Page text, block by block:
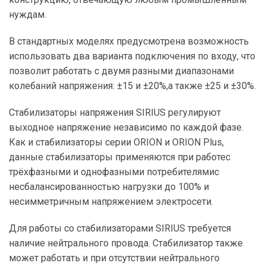
Электромеханический
ТИП УСТАНОВКИ
Напольный
ТИП СТАБИЛИЗАТОРА
Электромеханический
Напольный
МАКСИМАЛЬНАЯ МОЩНОСТЬ, КВА
МОЩНОСТЬ, КВА
Для производства
РАБОЧИЙ ДИАПАЗОН, В
97 — 278
Электромеханический
МОЩНОСТЬ, КВА 125
НАЗНАЧЕНИЕ
Для производства
РАБОЧИЙ ДИАПАЗОН, В
141 — 290
ТИП СТАБИЛИЗАТОРА
Электромеханический
нуждам.
В стандартных моделях предусмотрена возможность
использовать два варианта подключения по входу, что
позволит работать с двумя разными диапазонами
колебаний напряжения: ±15 и ±20%,а также ±25 и ±30%.
Стабилизаторы напряжения SIRIUS регулируют
выходное напряжение независимо по каждой фазе.
Как и стабилизаторы серии ORION и ORION Plus,
данные стабилизаторы применяются при работес
трёхфазными и однофазными потребителямис
несбалансированностью нагрузки до 100% и
несимметричным напряжением электросети.
Для работы со стабилизаторами SIRIUS требуется
наличие нейтрального провода. Стабилизатор также
может работать и при отсутствии нейтрального